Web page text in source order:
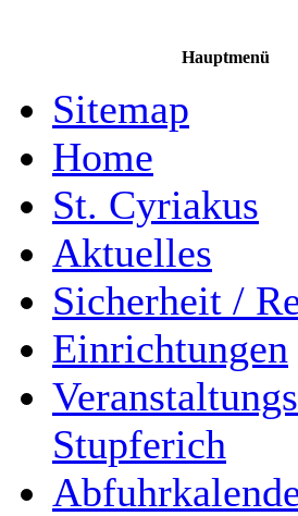
Hauptmenü
Sitemap
Home
St. Cyriakus
Aktuelles
Sicherheit /
Einrichtungen
Stupferich